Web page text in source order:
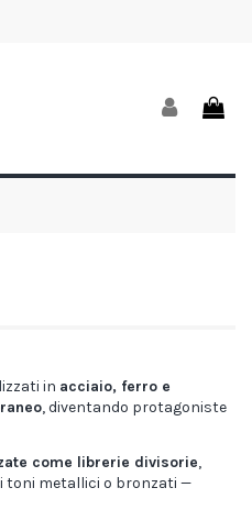
in acciaio, ferro e
, diventando protagoniste
come librerie divisorie,
toni metallici o bronzati —